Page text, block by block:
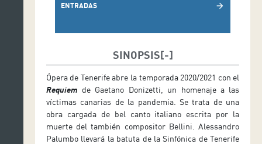
ENTRADAS arrow_forward
SINOPSIS
Ópera de Tenerife abre la temporada 2020/2021 con el
Requiem de Gaetano Donizetti, un homenaje a las
víctimas canarias de la pandemia. Se trata de una
obra cargada de bel canto italiano escrita por la
muerte del también compositor Bellini. Alessandro
Palumbo llevará la batuta de la Sinfónica de Tenerife